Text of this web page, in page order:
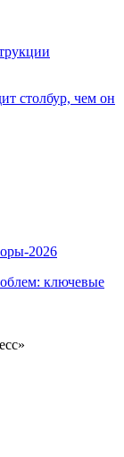
столбур, чем он
2026
ключевые